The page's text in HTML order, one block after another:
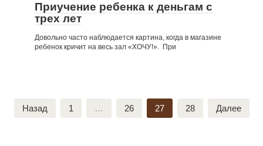
Приучение ребенка к деньгам с
трех лет
Довольно часто наблюдается картина, когда в магазине
ребенок кричит на весь зал «ХОЧУ!». При
Пагинация
записей
Назад 1 … 26 27 28 Далее